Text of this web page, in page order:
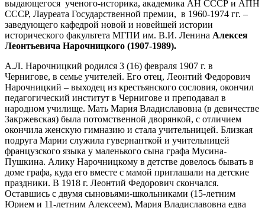
выдающегося ученого-историка, академика АН СССР и АПН
СССР, Лауреата Государственной премии, в 1960-1974 гг. –
заведующего кафедрой новой и новейшей истории
исторического факультета МГПИ им. В.И. Ленина Алексея
Леонтьевича Нарочницкого (1907-1989).
А.Л. Нарочницкий родился 3 (16) февраля 1907 г. в
Чернигове, в семье учителей. Его отец, Леонтий Федорович
Нарочницкий – выходец из крестьянского сословия, окончил
педагогический институт в Чернигове и преподавал в
народном училище. Мать Мария Владиславовна (в девичестве
Закржевская) была потомственной дворянкой, с отличием
окончила женскую гимназию и стала учительницей. Близкая
подруга Марии служила гувернанткой и учительницей
французского языка у маленького сына графа Мусина-
Пушкина. Алику Нарочницкому в детстве довелось бывать в
доме графа, куда его вместе с мамой приглашали на детские
праздники. В 1918 г. Леонтий Федорович скончался.
Оставшись с двумя сыновьями-школьниками (15-летним
Юрием и 11-летним Алексеем), Мария Владиславовна едва